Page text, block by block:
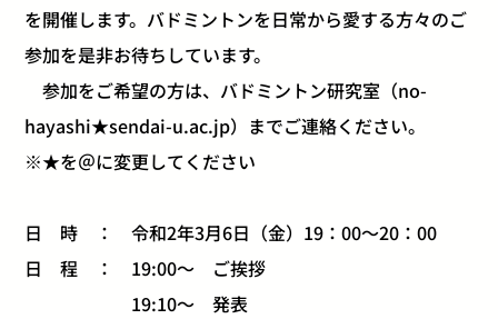
を開催します。バドミントンを日常から愛する方々のご
参加を是非お待ちしています。
参加をご希望の方は、バドミントン研究室（no-
hayashi★sendai-u.ac.jp）までご連絡ください。
※★を＠に変更してください
日 時 ： 令和2年3月6日（金）19：00～20：00
日 程 ： 19:00～ ご挨拶
19:10～ 発表